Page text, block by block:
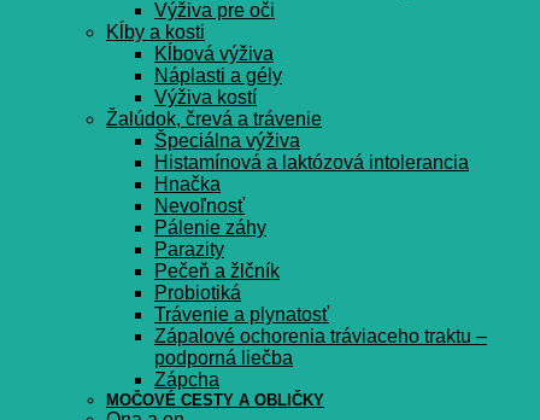
Výživa pre oči
Kĺby a kosti
Kĺbová výživa
Náplasti a gély
Výživa kostí
Žalúdok, črevá a trávenie
Špeciálna výživa
Histamínová a laktózová intolerancia
Hnačka
Nevoľnosť
Pálenie záhy
Parazity
Pečeň a žlčník
Probiotiká
Trávenie a plynatosť
Zápalové ochorenia tráviaceho traktu –
podporná liečba
Zápcha
MOČOVÉ CESTY A OBLIČKY